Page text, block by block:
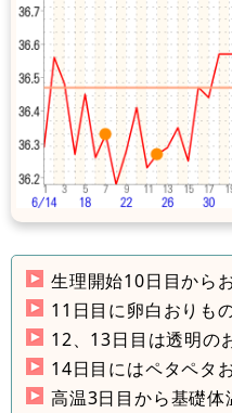
生理開始10日目から
11日目に卵白おりも
12、13日目は透明の
14日目にはペタペタ
高温3日目から基礎